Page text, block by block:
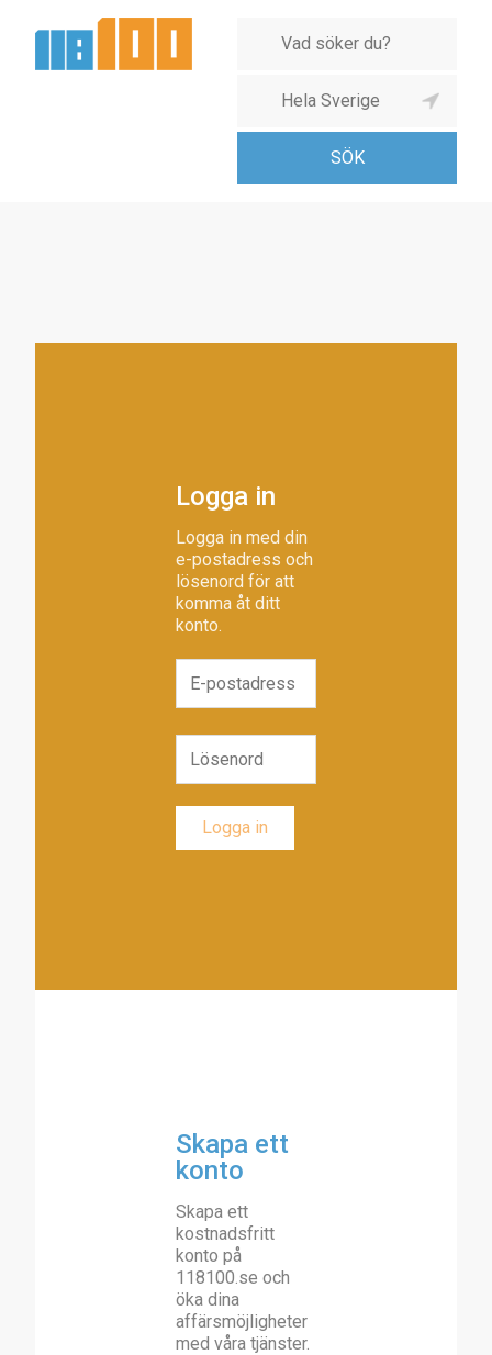
Logga in
Logga in med din
e-postadress och
lösenord för att
komma åt ditt
konto.
Skapa ett
konto
Skapa ett
kostnadsfritt
konto på
118100.se och
öka dina
affärsmöjligheter
med våra tjänster.